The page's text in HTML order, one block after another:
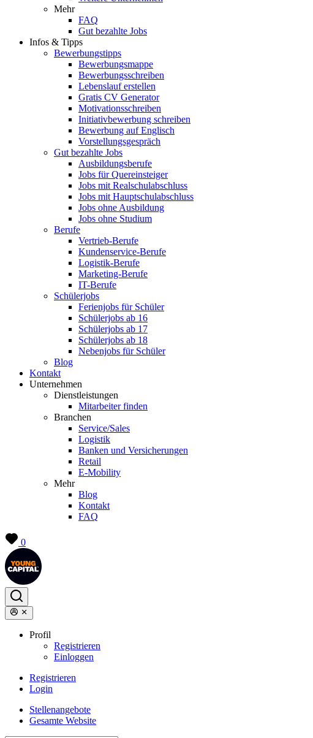
Mehr
FAQ
Gut bezahlte Jobs
Infos & Tipps
Bewerbungstipps
Bewerbungsmappe
Bewerbungsschreiben
Lebenslauf erstellen
Gratis CV Generator
Motivationsschreiben
Initiativbewerbung schreiben
Bewerbung auf Englisch
Vorstellungsgespräch
Gut bezahlte Jobs
Ausbildungsberufe
Jobs für Quereinsteiger
Jobs mit Realschulabschluss
Jobs mit Hauptschulabschluss
Jobs ohne Ausbildung
Jobs ohne Studium
Berufe
Vertrieb-Berufe
Kundenservice-Berufe
Logistik-Berufe
Marketing-Berufe
IT-Berufe
Schülerjobs
Ferienjobs für Schüler
Schülerjobs ab 16
Schülerjobs ab 17
Schülerjobs ab 18
Nebenjobs für Schüler
Blog
Kontakt
Unternehmen
Dienstleistungen
Mitarbeiter finden
Branchen
Service/Sales
Logistik
Banken und Versicherungen
Retail
E-Mobility
Mehr
Blog
Kontakt
FAQ
0
Profil
Registrieren
Einloggen
Registrieren
Login
Stellenangebote
Gesamte Website